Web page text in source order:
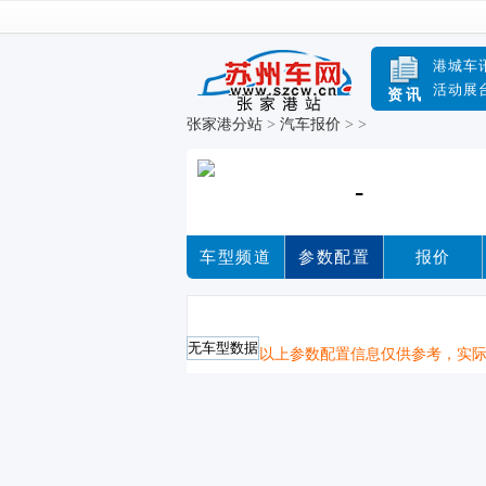
资讯
港城车
活动展
张家港分站 > 汽车报价 > >
-
车型频道 参数配置 报价
无车型数据以上参数配置信息仅供参考，实